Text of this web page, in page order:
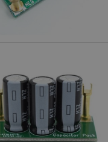
Raketter
Smarthjem, leg og hobby
Solenergi
Værktøj, udstyr og tilbehør